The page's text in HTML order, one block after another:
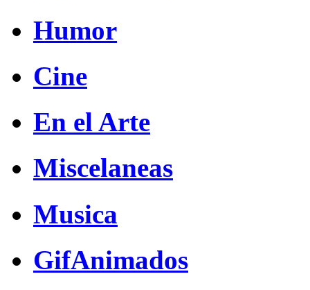
Humor
Cine
En el Arte
Miscelaneas
Musica
GifAnimados